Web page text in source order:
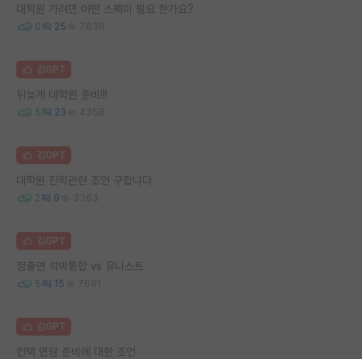
대학원 가려면 어떤 스펙이 필요 한가요?
0 25 7639
김GPT
뒤늦게 대학원 준비!!!
5 23 4358
김GPT
대학원 진학관련 조언 구합니다
2 9 3363
김GPT
정출연 석박통합 vs 유니스트
5 15 7691
김GPT
컨택 면담 준비에 대한 조언